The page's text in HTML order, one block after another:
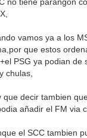
vamos ya a los
que estos
PSG ya podian de
chulas,
que decir tambien
añadir el FM via
el SCC tambien